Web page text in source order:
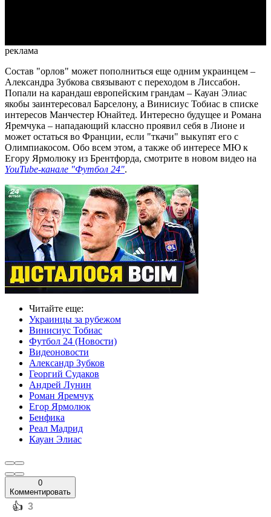
реклама
Состав "орлов" может пополниться еще одним украинцем –
Александра Зубкова связывают с переходом в Лиссабон.
Попали на карандаш европейским грандам – Кауан Элиас
якобы заинтересовал Барселону, а Винисиус Тобиас в списке
интересов Манчестер Юнайтед. Интересно будущее и Романа
Яремчука – нападающий классно проявил себя в Лионе и
может остаться во Франции, если "ткачи" выкупят его с
Олимпиакосом. Обо всем этом, а также об интересе МЮ к
Егору Ярмолюку из Брентфорда, смотрите в новом видео на
YouTube-канале "Футбол 24".
Читайте еще:
Украинцы за рубежом
Винисиус Тобиас
Футбол 24 (Новости)
Видеоновости
Александр Зубков
Георгий Судаков
Андрей Лунин
Роман Яремчук
Егор Ярмолюк
Бенфика
Реал Мадрид
Кауан Элиас
0
Комментировать
️👍 3